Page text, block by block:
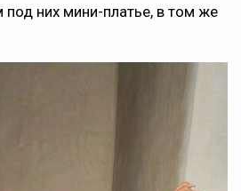
них мини-платье, в том же